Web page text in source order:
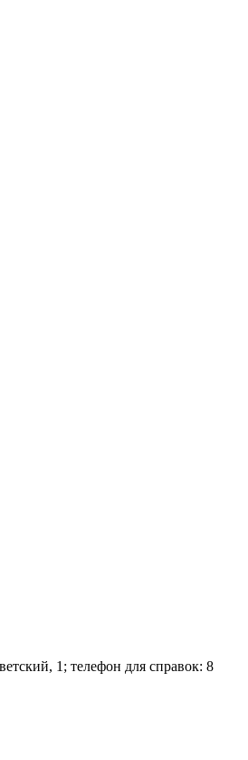
1; телефон для справок: 8